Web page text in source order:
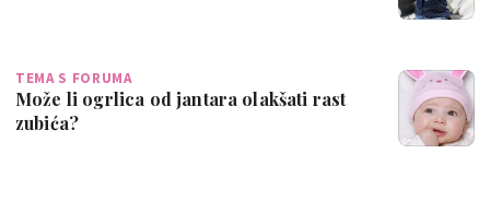
TEMA S FORUMA
Može li ogrlica od jantara olakšati rast
zubića?